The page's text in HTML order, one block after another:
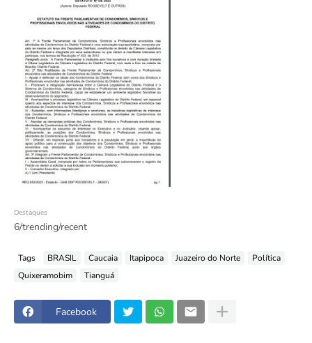
Destaques
6/trending/recent
Tags BRASIL Caucaia Itapipoca Juazeiro do Norte
Política
Quixeramobim
Tianguá
Facebook